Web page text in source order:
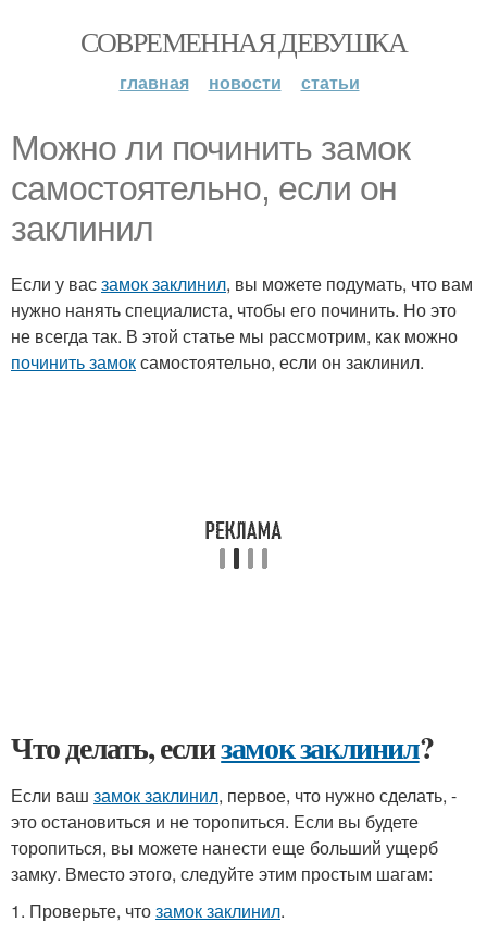
СОВРЕМЕННАЯ ДЕВУШКА
главная новости статьи
Можно ли починить замок
самостоятельно, если он
заклинил
Если у васзамок заклинил, вы можете подумать, что вам
нужно нанять специалиста, чтобы его починить. Но это
не всегда так. В этой статье мы рассмотрим, как можно
починить замоксамостоятельно, если он заклинил.
Что делать, еслизамок заклинил?
Если ваш замок заклинил, первое, что нужно сделать, -
это остановиться и не торопиться. Если вы будете
торопиться, вы можете нанести еще больший ущерб
замку. Вместо этого, следуйте этим простым шагам:
1. Проверьте, чтозамок заклинил.